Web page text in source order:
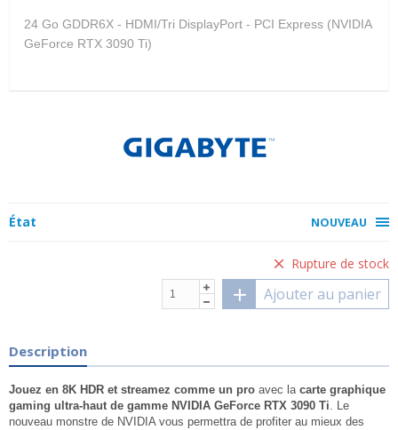
24 Go GDDR6X - HDMI/Tri DisplayPort - PCI Express (NVIDIA
GeForce RTX 3090 Ti)
État NOUVEAU
Rupture de stock
Ajouter au panier
Description
Jouez en 8K HDR et streamez comme un pro avec la carte graphique
gaming ultra-haut de gamme NVIDIA GeForce RTX 3090 Ti. Le
nouveau monstre de NVIDIA vous permettra de profiter au mieux des